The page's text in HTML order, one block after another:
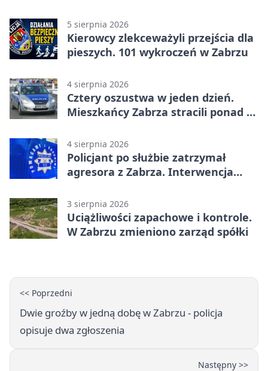
5 sierpnia 2026
Kierowcy zlekceważyli przejścia dla
pieszych. 101 wykroczeń w Zabrzu
4 sierpnia 2026
Cztery oszustwa w jeden dzień.
Mieszkańcy Zabrza stracili ponad 6
4 sierpnia 2026
Policjant po służbie zatrzymał
agresora z Zabrza. Interwencja
3 sierpnia 2026
Uciążliwości zapachowe i kontrole.
W Zabrzu zmieniono zarząd spółki
<< Poprzedni
Dwie groźby w jedną dobę w Zabrzu - policja
opisuje dwa zgłoszenia
Następny >>